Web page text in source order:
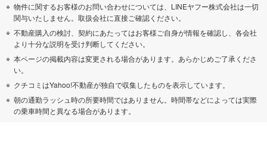
物件に関するお客様のお問い合わせについては、LINEヤフー株式会社は一切
関与いたしません。取扱会社に直接ご確認ください。
不動産購入の検討、契約にあたってはお客様ご自身が情報を確認し、各会社
より十分な説明を受け判断してください。
本ページの掲載内容は変更される場合があります。あらかじめご了承くださ
い。
クチコミはYahoo!不動産が独自で収集したものを表示しています。
朝の通勤ラッシュ時の所要時間ではありません。時間帯などによっては実際
の乗車時間と異なる場合があります。